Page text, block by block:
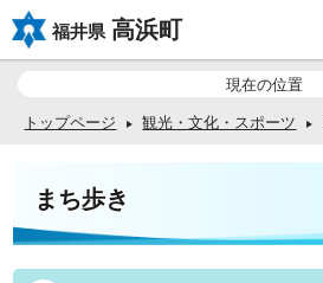
福井県 高浜町
現在の位置
トップページ 観光・文化・スポーツ
まち歩き